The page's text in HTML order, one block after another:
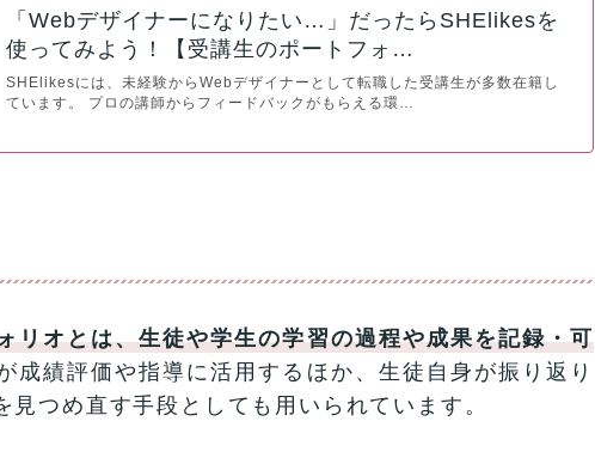
「Webデザイナーになりたい…」だったらSHElikesを
使ってみよう！【受講生のポートフォ…
SHElikesには、未経験からWebデザイナーとして転職した受講生が多数在籍し
ています。 プロの講師からフィードバックがもらえる環…
リオとは、生徒や学生の学習の過程や成果を記録・可
成績評価や指導に活用するほか、生徒自身が振り返り
見つめ直す手段としても用いられています。